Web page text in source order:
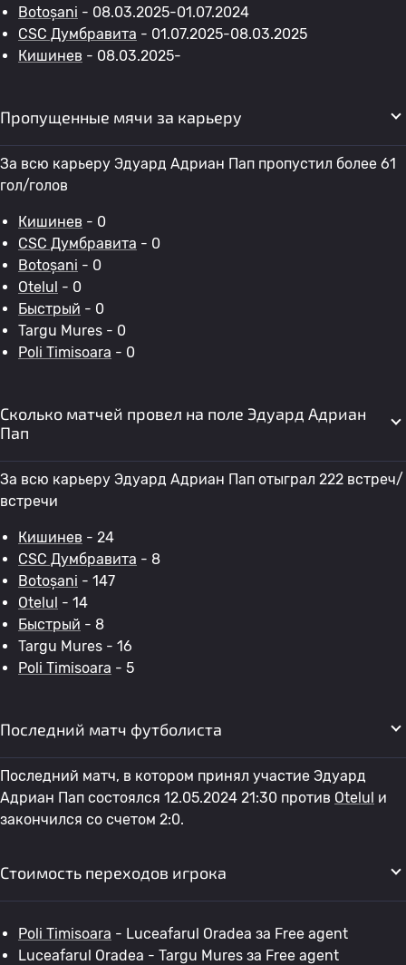
Botoșani - 08.03.2025-01.07.2024
CSC Думбравита - 01.07.2025-08.03.2025
Кишинев - 08.03.2025-
Пропущенные мячи за карьеру
За всю карьеру Эдуард Адриан Пап пропустил более 61
гол/голов
Кишинев - 0
CSC Думбравита - 0
Botoșani - 0
Otelul - 0
Быстрый - 0
Targu Mures - 0
Poli Timisoara - 0
Сколько матчей провел на поле Эдуард Адриан
Пап
За всю карьеру Эдуард Адриан Пап отыграл 222 встреч/
встречи
Кишинев - 24
CSC Думбравита - 8
Botoșani - 147
Otelul - 14
Быстрый - 8
Targu Mures - 16
Poli Timisoara - 5
Последний матч футболиста
Последний матч, в котором принял участие Эдуард
Адриан Пап состоялся 12.05.2024 21:30 против Otelul и
закончился со счетом 2:0.
Стоимость переходов игрока
Poli Timisoara - Luceafarul Oradea за Free agent
Luceafarul Oradea - Targu Mures за Free agent